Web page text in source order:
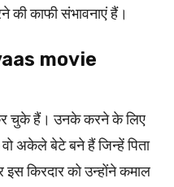
की काफी संभावनाएं हैं।
movie
चुके हैं। उनके करने के लिए
वो अकेले बेटे बने हैं जिन्हें पिता
किरदार को उन्होंने कमाल